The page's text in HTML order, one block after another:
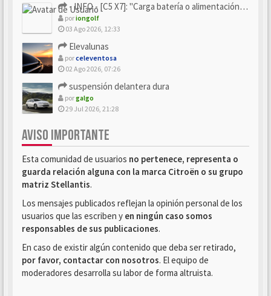
- INFO - [C5 X7]: "Carga batería o alimentación eléctri...
poriongolf
03 Ago 2026, 12:33
Elevalunas
porceleventosa
02 Ago 2026, 07:26
suspensión delantera dura
porgalgo
29 Jul 2026, 21:28
AVISO IMPORTANTE
Esta comunidad de usuarios no pertenece, representa o
guarda relación alguna con la marca Citroën o su grupo
matriz Stellantis.
Los mensajes publicados reflejan la opinión personal de los
usuarios que las escriben y en ningún caso somos
responsables de sus publicaciones.
En caso de existir algún contenido que deba ser retirado,
por favor, contactar con nosotros. El equipo de
moderadores desarrolla su labor de forma altruista.